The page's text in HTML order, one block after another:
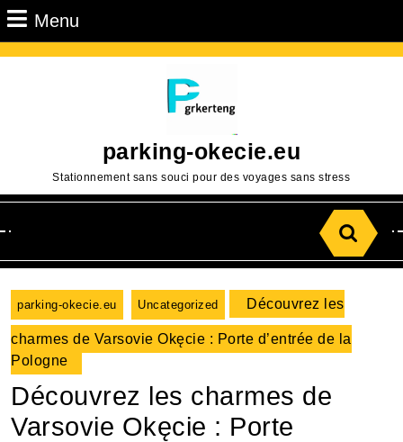
Passer
au
Menu
parking-okecie.eu
Stationnement sans souci pour des voyages sans stress
for:
parking-okecie.eu Uncategorized Découvrez les
charmes de Varsovie Okęcie : Porte d’entrée de la
Pologne
Découvrez les charmes de
Varsovie Okęcie : Porte